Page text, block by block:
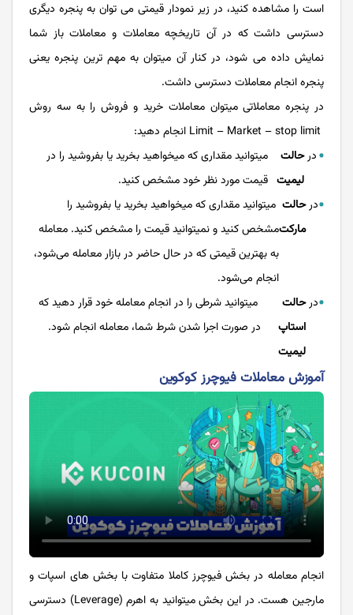
است را مشاهده کنید، در زیر نمودار قیمتی می توان به پنجره دیگری
دسترسی داشت که در آن تاریخچه معاملات و معاملات باز شما
نمایش داده می شود، در کنار آن می­توان به مهم ترین پنجره یعنی
پنجره انجام معاملات دسترسی داشت.
در پنجره معاملاتی می­­توان معاملات خرید و فروش را به سه روش
درحالت
لیمیت
می­توانید مقداری که می­خواهید بخرید یا بفروشید را در
قیمت مورد نظر خود مشخص کنید.
درحالت
مارکت
می­توانید مقداری که می­خواهید بخرید یا بفروشید را
مشخص کنید و نمی­توانید قیمت را مشخص کنید. معامله
به بهترین قیمتی که در حال حاضر در بازار معامله می­‌شود،
انجام می­‌شود.
درحالت
استاپ
لیمیت
می­توانید شرطی را در انجام معامله خود قرار دهید که
در صورت اجرا شدن شرط شما، معامله انجام شود.
آموزش معاملات فیوچرز کوکوین
انجام معامله در بخش فیوچرز کاملا متفاوت با بخش های اسپات و
مارجین هست. در این بخش می­توانید به اهرم (Leverage) دسترسی